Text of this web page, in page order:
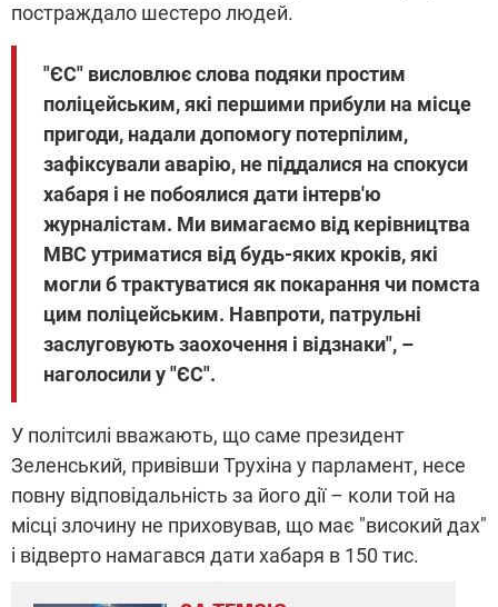
постраждало шестеро людей.
"ЄС" висловлює слова подяки простим
поліцейським, які першими прибули на місце
пригоди, надали допомогу потерпілим,
зафіксували аварію, не піддалися на спокуси
хабаря і не побоялися дати інтерв'ю
журналістам. Ми вимагаємо від керівництва
МВС утриматися від будь-яких кроків, які
могли б трактуватися як покарання чи помста
цим поліцейським. Навпроти, патрульні
заслуговують заохочення і відзнаки", –
наголосили у "ЄС".
У політсилі вважають, що саме президент
Зеленський, привівши Трухіна у парламент, несе
повну відповідальність за його дії – коли той на
місці злочину не приховував, що має "високий дах"
і відверто намагався дати хабаря в 150 тис.